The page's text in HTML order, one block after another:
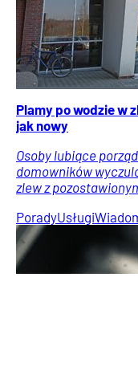
Plamy po wodzie w
jak nowy
Osoby lubiące
domowników
zlew z
PoradyUsługi